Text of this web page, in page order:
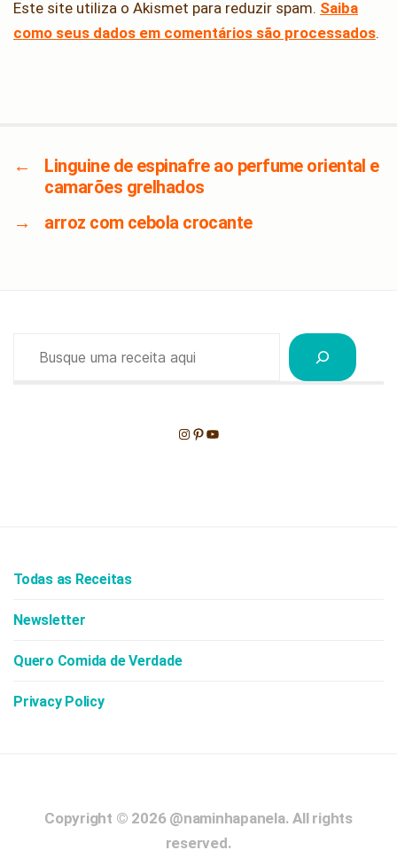
Este site utiliza o Akismet para reduzir spam. Saiba
como seus dados em comentários são processados.
←
Linguine de espinafre ao perfume oriental e
camarões grelhados
→
arroz com cebola crocante
Instagram
Pinterest
Youtube
Todas as Receitas
Newsletter
Quero Comida de Verdade
Privacy Policy
Copyright © 2026 @naminhapanela.All rights
reserved.